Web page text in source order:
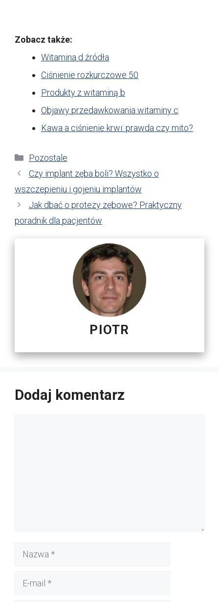
Zobacz także:
Witamina d źródła
Ciśnienie rozkurczowe 50
Produkty z witaminą b
Objawy przedawkowania witaminy c
Kawa a ciśnienie krwi: prawda czy mito?
Kategorie
Pozostale
Czy implant zęba boli? Wszystko o
wszczepieniu i gojeniu implantów
Jak dbać o protezy zębowe? Praktyczny
poradnik dla pacjentów
PIOTR
Dodaj komentarz
Nazwa